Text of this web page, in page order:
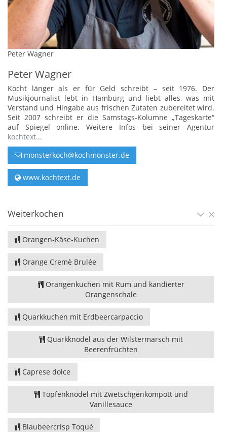
Peter Wagner
Peter Wagner
Kocht länger als er für Geld schreibt – seit 1976. Der
Musikjournalist lebt in Hamburg und liebt alles, was mit
Verstand und Hingabe aus frischen Zutaten zubereitet wird.
Seit 2007 schreibt er die Samstags-Kolumne „Tageskarte“
auf Spiegel online. Weitere Infos bei seiner Agentur
kochtext...
monsterkoch@kochmonster.de
www.kochtext.de
Weiterkochen
Orangen-Käse-Kuchen
Orange Cremè Brulée
Orangenkuchen mit Rum und kandierter
Orangenschale
Quarkkuchen mit Erdbeercarpaccio
Quarkknödel aus der Wilstermarsch mit
Beerenfrüchten
Caprese dolce
Topfenknödel mit Zwetschgenkompott und
Vanillesauce
Blaubeercrisp Toqué